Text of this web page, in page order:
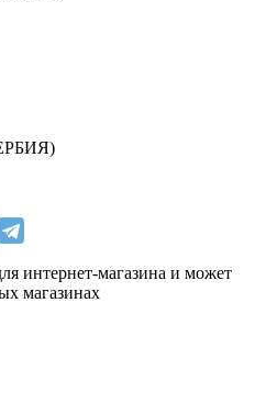
интернет-магазина и может
магазинах